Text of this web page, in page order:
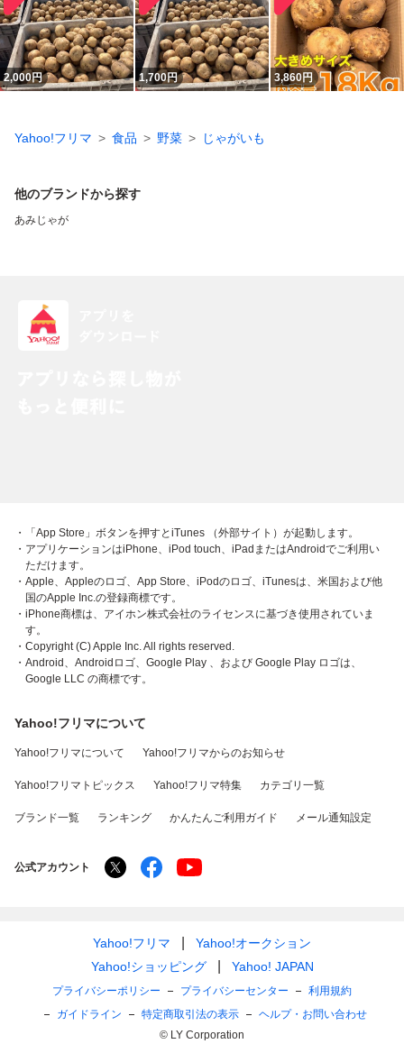
2,000円 1,700円 3,860円
Yahoo!フリマ 食品 野菜 じゃがいも
他のブランドから探す
あみじゃが
・「App Store」ボタンを押すとiTunes （外部サイト）が起動します。
・アプリケーションはiPhone、iPod touch、iPadまたはAndroidでご利用い
ただけます。
・Apple、Appleのロゴ、App Store、iPodのロゴ、iTunesは、米国および他
国のApple Inc.の登録商標です。
・iPhone商標は、アイホン株式会社のライセンスに基づき使用されていま
す。
・Copyright (C) Apple Inc. All rights reserved.
・Android、Androidロゴ、Google Play 、および Google Play ロゴは、
Google LLC の商標です。
Yahoo!フリマについて
Yahoo!フリマについて Yahoo!フリマからのお知らせ
Yahoo!フリマトピックス Yahoo!フリマ特集 カテゴリ一覧
ブランド一覧 ランキング かんたんご利用ガイド メール通知設定
公式アカウント
Yahoo!フリマ
Yahoo!オークション
Yahoo!ショッピング
Yahoo! JAPAN
プライバシーポリシー プライバシーセンター
利用規約
ガイドライン
特定商取引法の表示
ヘルプ・お問い合わせ
© LY Corporation